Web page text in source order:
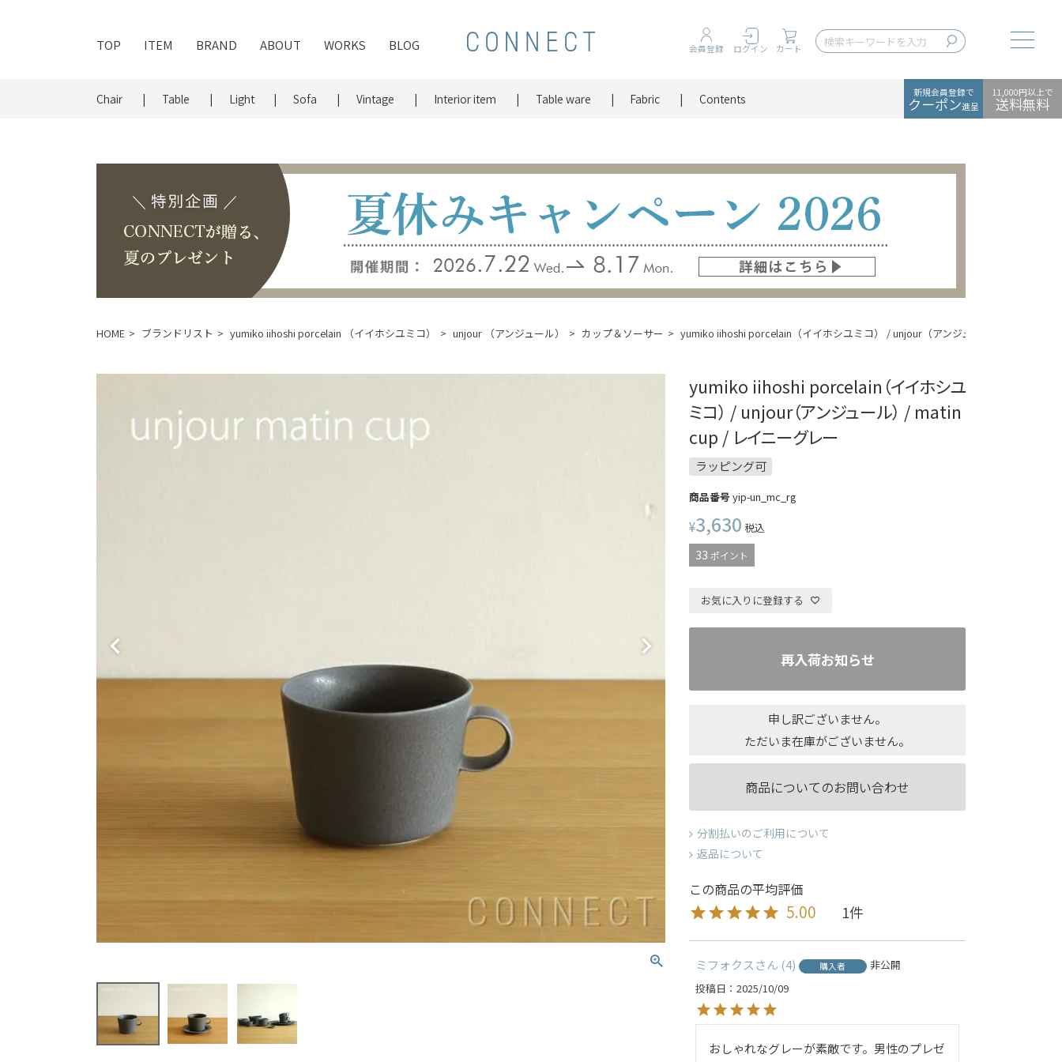
TOP ITEM BRAND ABOUT WORKS BLOG 会員登録 ログイン カート
Chair Table Light Sofa Vintage Interior item Table ware Fabric Contents 新規会員登録で
クーポン進呈
11,000円以上で
送料無料
HOME ブランドリスト yumiko iihoshi porcelain （イイホシユミコ） unjour （アンジュール） カップ＆ソーサー yumiko iihoshi porcelain（イイホシユミコ） / unjour（アンジュール） / matin cup
yumiko iihoshi porcelain（イイホシユ
ミコ） / unjour（アンジュール） / matin
cup / レイニーグレー
ラッピング可
商品番号 yip-un_mc_rg
¥3,630 税込
33 ポイント
お気に入りに登録する
再入荷お知らせ
申し訳ございません。
ただいま在庫がございません。
商品についてのお問い合わせ
分割払いのご利用について
返品について
5.00 1
ミフォクス 4 購入者
非公開
投稿日
2025/10/09
おしゃれなグレーが素敵です。男性のプレゼ